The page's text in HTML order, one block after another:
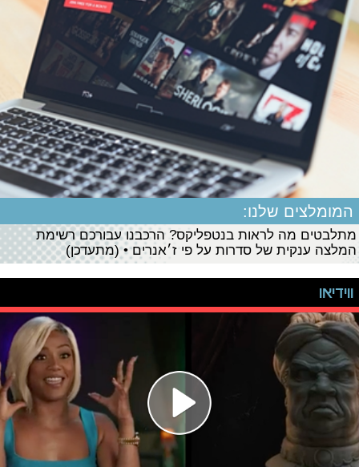
המומלצים שלנו:
מתלבטים מה לראות בנטפליקס? הרכבנו עבורכם רשימת
המלצה ענקית של סדרות על פי ז׳אנרים • (מתעדכן)
ווידיאו